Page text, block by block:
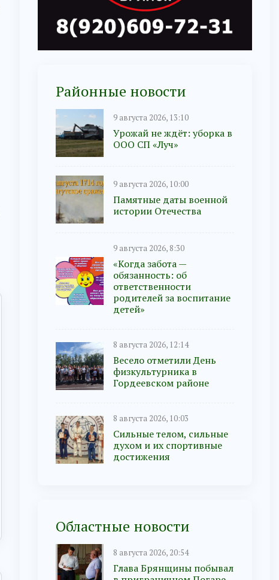
Районные новости
9 августа 2026, 13:10
Урожай не ждёт: уборка в
ООО СП «Луч»
9 августа 2026, 10:00
Памятные даты военной
истории Отечества
9 августа 2026, 8:30
«Когда забота —
обязанность: об
ответственности
родителей за воспитание
детей»
8 августа 2026, 12:14
Весело отметили День
физкультурника в
Гордеевском районе
8 августа 2026, 10:03
Сильные телом, сильные
духом и их спортивные
достижения
Областные новости
8 августа 2026, 20:54
Глава Брянщины побывал